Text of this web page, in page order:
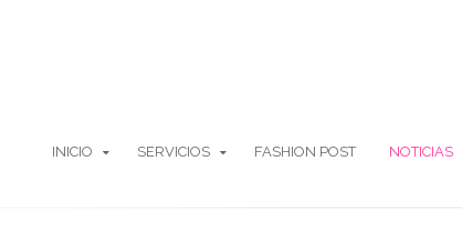
INICIO SERVICIOS FASHION POST NOTICIAS